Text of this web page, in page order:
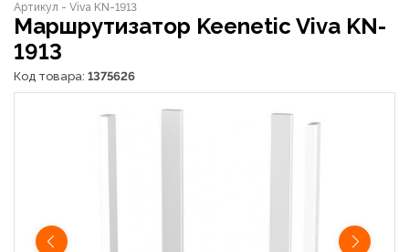
Артикул - Viva KN-1913
Маршрутизатор Keenetic Viva KN-
1913
Код товара: 1375626